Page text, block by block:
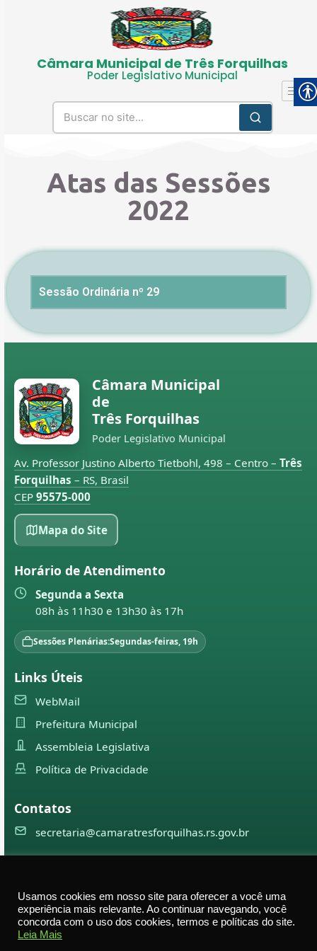
Câmara Municipal de Três Forquilhas
Poder Legislativo Municipal
Atas das Sessões
2022
Sessão Ordinária nº 29
Câmara Municipal
de
Três Forquilhas
Poder Legislativo Municipal
Av. Professor Justino Alberto Tietbohl, 498 – Centro – Três
Forquilhas – RS, Brasil
CEP 95575-000
Mapa do Site
Horário de Atendimento
Segunda a Sexta
08h às 11h30 e 13h30 às 17h
Sessões Plenárias:Segundas-feiras, 19h
Links Úteis
WebMail
Prefeitura Municipal
Assembleia Legislativa
Política de Privacidade
Contatos
secretaria@camaratresforquilhas.rs.gov.br
direitos reservados
Av. Professor Justino Alberto Tietbohl, 498 – Centro –
Usamos cookies em nosso site para oferecer a você uma
experiência mais relevante. Ao continuar navegando, você
concorda com o uso dos cookies, termos e políticas do site.
Leia Mais